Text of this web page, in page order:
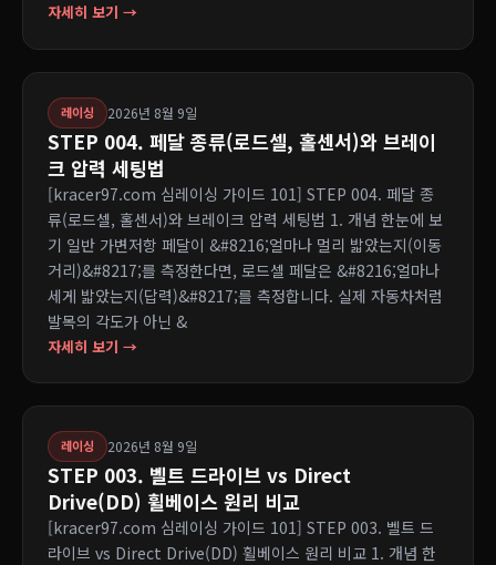
자세히 보기 →
레이싱 2026년 8월 9일
STEP 004. 페달 종류(로드셀, 홀센서)와 브레이
크 압력 세팅법
[kracer97.com 심레이싱 가이드 101] STEP 004. 페달 종
류(로드셀, 홀센서)와 브레이크 압력 세팅법 1. 개념 한눈에 보
기 일반 가변저항 페달이 &#8216;얼마나 멀리 밟았는지(이동
거리)&#8217;를 측정한다면, 로드셀 페달은 &#8216;얼마나
세게 밟았는지(답력)&#8217;를 측정합니다. 실제 자동차처럼
발목의 각도가 아닌 &
자세히 보기 →
레이싱 2026년 8월 9일
STEP 003. 벨트 드라이브 vs Direct
Drive(DD) 휠베이스 원리 비교
[kracer97.com 심레이싱 가이드 101] STEP 003. 벨트 드
라이브 vs Direct Drive(DD) 휠베이스 원리 비교 1. 개념 한